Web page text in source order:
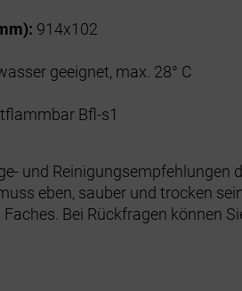
914x102
geeignet, max. 28° C
Bfl-s1
und Reinigungsempfehlungen
eben, sauber und trocken
Bei Rückfragen können